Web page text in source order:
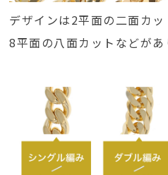
デザインは2平面の二面カ
8平面の八面カットなどがあ